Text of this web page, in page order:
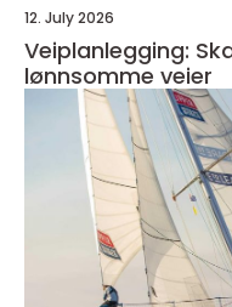
12. July 2026
Veiplanlegging:
lønnsomme veier